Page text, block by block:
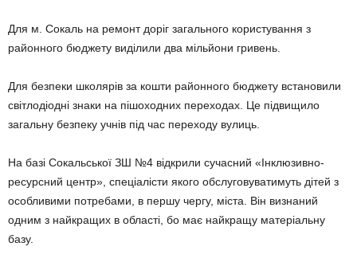
Для м. Сокаль на ремонт доріг загального користування з
район­ного бюджету виділили два мільйони гривень.
Для безпеки школярів за кошти районного бюджету встановили
світлодіодні знаки на пішоходних переходах. Це підвищило
загальну безпеку учнів під час переходу вулиць.
На базі Сокальської ЗШ №4 відкрили сучасний «Інклюзивно-
ресурсний центр», спеці­алісти якого обслуговуватимуть дітей з
особливими потребами, в першу чергу, міста. Він визнаний
одним з найкращих в області, бо має найкращу матеріальну
базу.